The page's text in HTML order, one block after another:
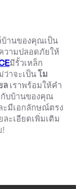
บ้านของคุณเป็น
วามปลอดภัยให้
มีรั้วเหล็ก
าจะเป็นโม
ล เราพร้อมให้คำ
กับบ้านของคุณ
ะมีเอกลักษณ์ตรง
ะเอียดเพิ่มเติม
!